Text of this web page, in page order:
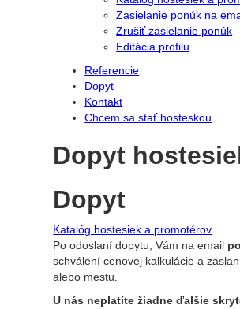
Zasielanie ponúk na
Zrušiť zasielanie ponúk
Editácia profilu
Referencie
Dopyt
Kontakt
Chcem sa stať hosteskou
Dopyt
Dopyt
Katalóg hostesiek a promotérov
Po odoslaní dopytu, Vám na email
schválení cenovej kalkulácie a
alebo mestu.
U nás neplatíte žiadne ďalšie